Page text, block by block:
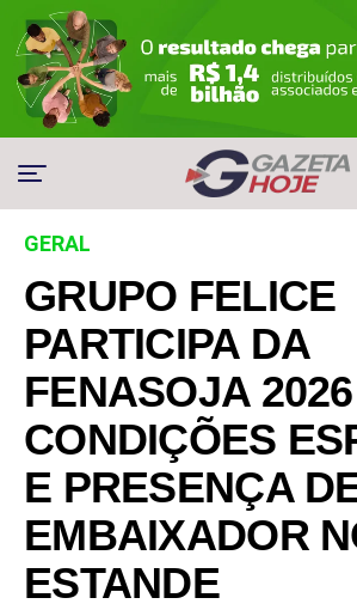
GERAL
GRUPO FELICE
PARTICIPA DA
FENASOJA
CONDIÇÕES
E PRESENÇA
EMBAIXADOR
ESTANDE